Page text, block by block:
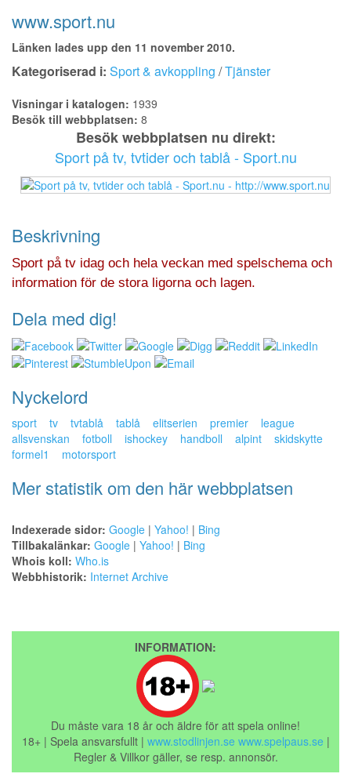
www.sport.nu
Länken lades upp den 11 november 2010.
Kategoriserad i: Sport & avkoppling /Tjänster
Visningar i katalogen: 1939
Besök till webbplatsen: 8
Besök webbplatsen nu direkt:
Sport på tv, tvtider och tablå - Sport.nu
Beskrivning
Sport på tv idag och hela veckan med spelschema och
information för de stora ligorna och lagen.
Dela med dig!
Nyckelord
sport tv tvtablå tablå elitserien premier
league
allsvenskan
fotboll ishockey handboll alpint
skidskytte
formel1
motorsport
Mer statistik om den här webbplatsen
Indexerade sidor: Google | Yahoo! | Bing
Tillbakalänkar: Google | Yahoo! | Bing
Whois koll: Who.is
Webbhistorik: Internet Archive
INFORMATION:
Du måste vara 18 år och äldre för att spela online!
18+ | Spela ansvarsfullt | www.stodlinjen.se www.spelpaus.se |
Regler & Villkor gäller, se resp. annonsör.